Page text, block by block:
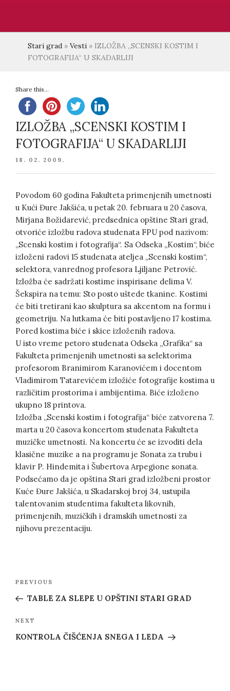
Stari grad » Vesti » IZLOŽBA „SCENSKI KOSTIM I
FOTOGRAFIJA“ U SKADARLIJI
Share this...
IZLOŽBA „SCENSKI KOSTIM I
FOTOGRAFIJA“ U SKADARLIJI
POSTED
18. 02. 2009.
Povodom 60 godina Fakulteta primenjenih umetnosti
u Kući Đure Jakšića, u petak 20. februara u 20 časova,
Mirjana Božidarević, predsednica opštine Stari grad,
otvoriće izložbu radova studenata FPU pod nazivom:
„Scenski kostim i fotografija“. Sa Odseka „Kostim“, biće
izloženi radovi 15 studenata ateljea „Scenski kostim“,
selektora, vanrednog profesora Ljiljane Petrović.
Izložba će sadržati kostime inspirisane delima V.
Šekspira na temu: Sto posto uštede tkanine. Kostimi
će biti tretirani kao skulptura sa akcentom na formu i
geometriju. Na lutkama će biti postavljeno 17 kostima.
Pored kostima biće i skice izloženih radova.
U isto vreme petoro studenata Odseka „Grafika“ sa
Fakulteta primenjenih umetnosti sa selektorima
profesorom Branimirom Karanovićem i docentom
Vladimirom Tatarevićem izložiće fotografije kostima u
različitim prostorima i ambijentima. Biće izloženo
ukupno 18 printova.
Izložba „Scenski kostim i fotografija“ biće zatvorena 7.
marta u 20 časova koncertom studenata Fakulteta
muzičke umetnosti. Na koncertu će se izvoditi dela
klasične muzike a na programu je Sonata za trubu i
klavir P. Hindemita i Šubertova Arpegione sonata.
Podsećamo da je opština Stari grad izložbeni prostor
Kuće Đure Jakšića, u Skadarskoj broj 34, ustupila
talentovanim studentima fakulteta likovnih,
primenjenih, muzičkih i dramskih umetnosti za
njihovu prezentaciju.
Previous
Post
PREVIOUS
TABLE ZA SLEPE U OPŠTINI STARI GRAD
Next
Post
NEXT
KONTROLA ČIŠĆENJA SNEGA I LEDA